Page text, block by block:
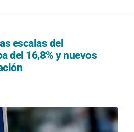
escalas del
del 16,8% y nuevos